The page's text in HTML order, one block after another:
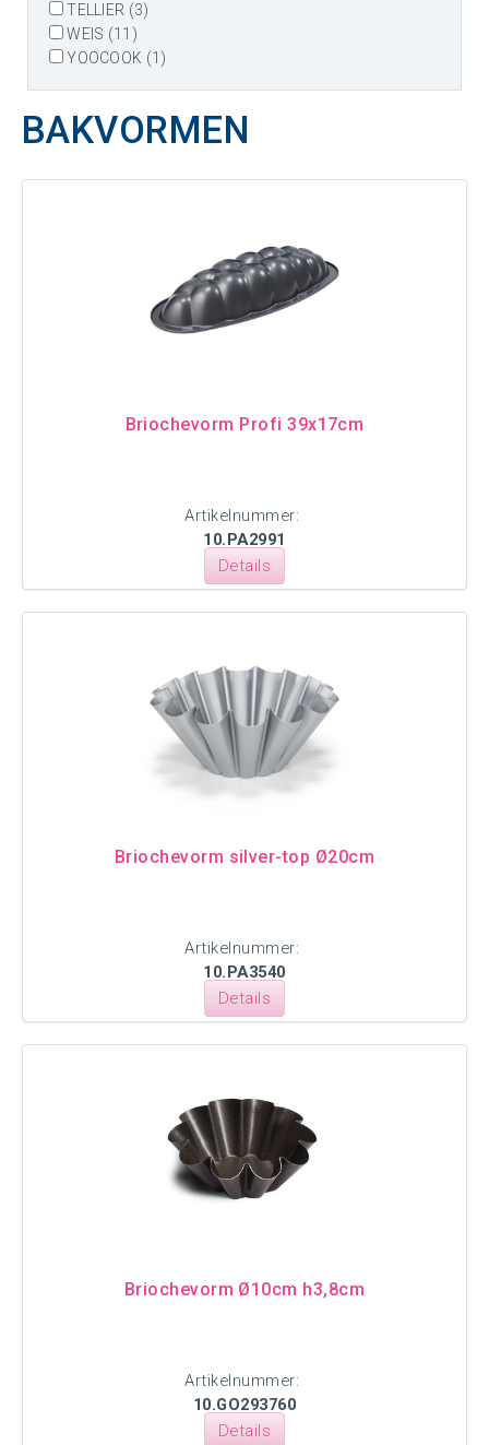
TELLIER (3)
WEIS (11)
YOOCOOK (1)
BAKVORMEN
Briochevorm Profi 39x17cm
Artikelnummer:
10.PA2991
Details
Briochevorm silver-top Ø20cm
Artikelnummer:
10.PA3540
Details
Briochevorm Ø10cm h3,8cm
Artikelnummer:
10.GO293760
Details